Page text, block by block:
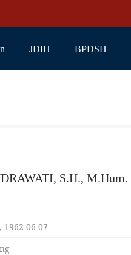
JDIH BPDSH
S.H., M.Hum.
06-07